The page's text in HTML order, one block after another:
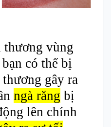
thương vùng
có thể bị
gây ra
ngà răng bị
lên chính